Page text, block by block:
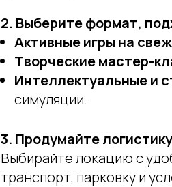
2. Выберите формат,
Активные игры на
Творческие мастер-
Интеллектуальные и
симуляции.
3. Продумайте
Выбирайте локацию с
транспорт, парковку и